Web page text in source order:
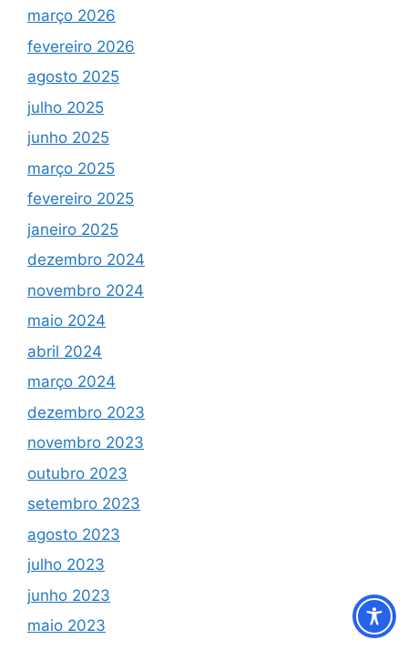
março 2026
fevereiro 2026
agosto 2025
julho 2025
junho 2025
março 2025
fevereiro 2025
janeiro 2025
dezembro 2024
novembro 2024
maio 2024
abril 2024
março 2024
dezembro 2023
novembro 2023
outubro 2023
setembro 2023
agosto 2023
julho 2023
junho 2023
maio 2023